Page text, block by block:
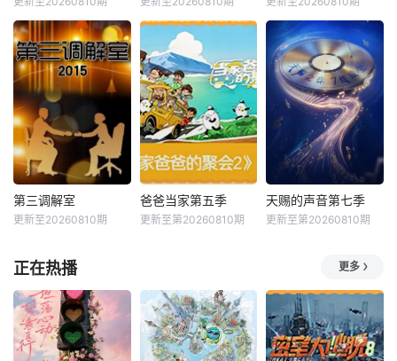
第三调解室
更新至20260810期
爸爸当家第五季
更新至第20260810期
天赐的声音第七季
更新至第20260810期
正在热播 更多